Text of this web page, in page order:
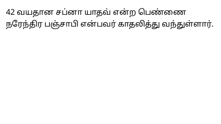
42 வயதான சப்னா யாதவ் என்ற பெண்ணை
நரேந்திர பஞ்சாபி என்பவர் காதலித்து வந்துள்ளார்.